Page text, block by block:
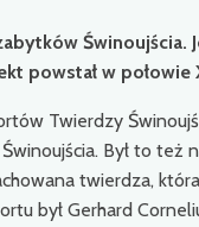
powstał w
Twierdzy
Był to
twierdza,
był Gerhard